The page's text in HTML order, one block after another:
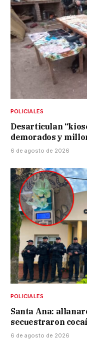
POLICIALES
Desarticulan
demorados y
6 de agosto de 2026
POLICIALES
Santa Ana:
secuestraron
6 de agosto de 2026